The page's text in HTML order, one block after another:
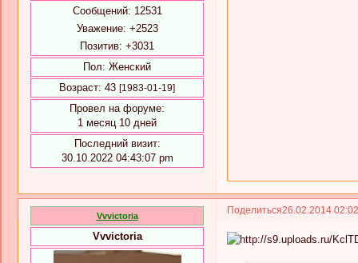
Сообщений: 12531
Уважение: +2523
Позитив: +3031
Пол: Женский
Возраст: 43 [1983-01-19]
Провел на форуме:
1 месяц 10 дней
Последний визит:
30.10.2022 04:43:07 pm
Поделиться26.02.2014
Vvvictoria
Vvvictoria